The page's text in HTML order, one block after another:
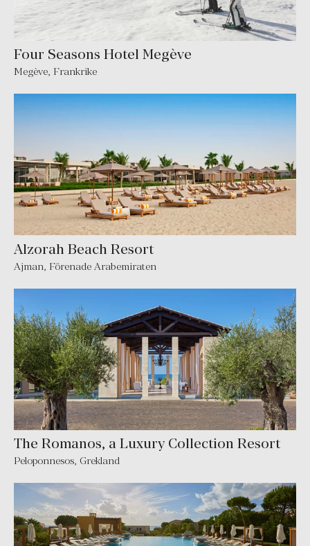
Four Seasons Hotel Megève
Megève, Frankrike
Alzorah Beach Resort
Ajman, Förenade Arabemiraten
The Romanos, a Luxury Collection Resort
Peloponnesos, Grekland